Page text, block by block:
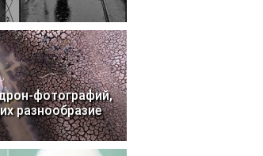
фотографий,
разнообразие